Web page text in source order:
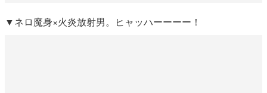
▼ネロ魔身×火炎放射男。ヒャッハーーーー！